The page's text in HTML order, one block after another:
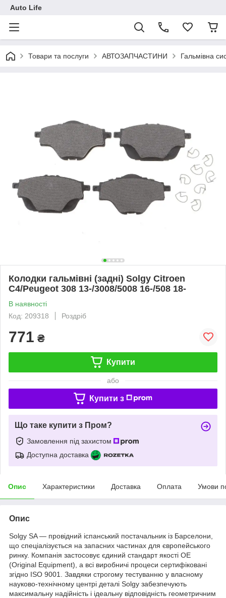
Auto Life
Товари та послуги АВТОЗАПЧАСТИНИ Гальмівна
Колодки гальмівні (задні) Solgy Citroen
C4/Peugeot 308 13-/3008/5008 16-/508 18-
В наявності
Код: 209318
Роздріб
771 ₴
Купити
або
Купити з
Що таке купити з Пром?
Замовлення під захистом
Доступна доставка
Опис Характеристики Доставка Оплата Умови
Опис
Solgy SA — провідний іспанський постачальник із Барселони,
що спеціалізується на запасних частинах для європейського
ринку. Компанія застосовує єдиний стандарт якості OE
(Original Equipment), а всі виробничі процеси сертифіковані
згідно ISO 9001. Завдяки строгому тестуванню у власному
науково-технічному центрі деталі Solgy забезпечують
максимальну надійність і ідеальну відповідність геометричним